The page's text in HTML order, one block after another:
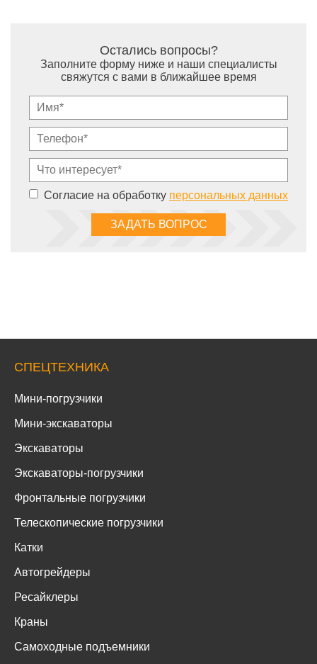
Остались вопросы?
Заполните форму ниже и наши специалисты
свяжутся с вами в ближайшее время
Согласие на обработку персональных данных
СПЕЦТЕХНИКА
Мини-погрузчики
Мини-экскаваторы
Экскаваторы
Экскаваторы-погрузчики
Фронтальные погрузчики
Телескопические погрузчики
Катки
Автогрейдеры
Ресайклеры
Краны
Самоходные подъемники